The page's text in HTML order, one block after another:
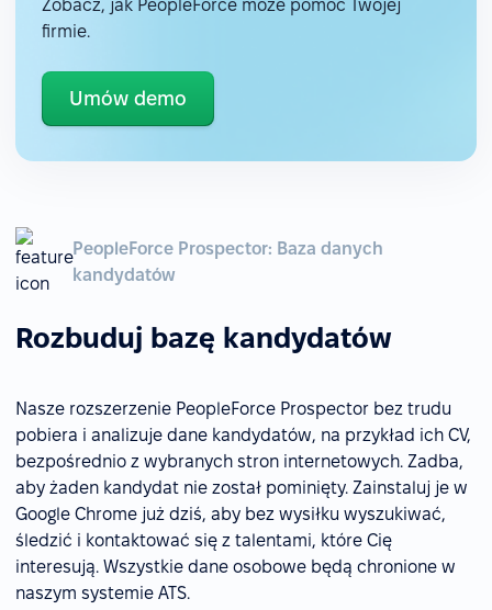
Zobacz, jak PeopleForce może pomóc Twojej
firmie.
Umów demo
PeopleForce Prospector: Baza danych
kandydatów
Rozbuduj bazę kandydatów
Nasze rozszerzenie PeopleForce Prospector bez trudu
pobiera i analizuje dane kandydatów, na przykład ich CV,
bezpośrednio z wybranych stron internetowych. Zadba,
aby żaden kandydat nie został pominięty. Zainstaluj je w
Google Chrome już dziś, aby bez wysiłku wyszukiwać,
śledzić i kontaktować się z talentami, które Cię
interesują. Wszystkie dane osobowe będą chronione w
naszym systemie ATS.